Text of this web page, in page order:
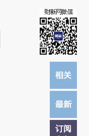
订阅